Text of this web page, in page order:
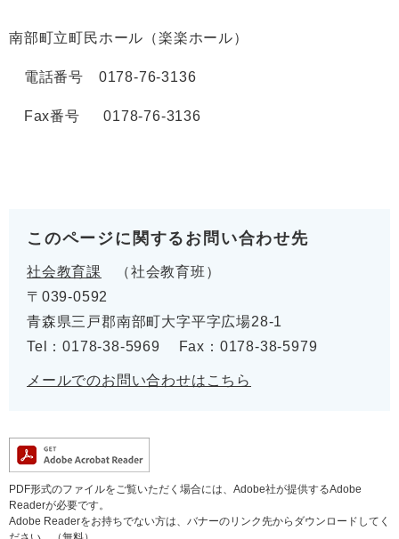
南部町立町民ホール（楽楽ホール）
電話番号 0178-76-3136
Fax番号 0178-76-3136
このページに関するお問い合わせ先
社会教育課
社会教育班
〒039-0592
青森県三戸郡南部町大字平字広場28-1
Tel：0178-38-5969
Fax：0178-38-5979
メールでのお問い合わせはこちら
PDF形式のファイルをご覧いただく場合には、Adobe社が提供するAdobe
Readerが必要です。
Adobe Readerをお持ちでない方は、バナーのリンク先からダウンロードしてく